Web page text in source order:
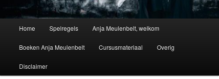
Home Spelregels Anja Meulenbelt, welkom
Boeken Anja Meulenbelt Cursusmateriaal Overig
Disclaimer